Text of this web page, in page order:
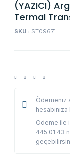
(YAZICI)
Termal
SKU : ST09671
Ödemeniz
Ödeme ile
445 01 43